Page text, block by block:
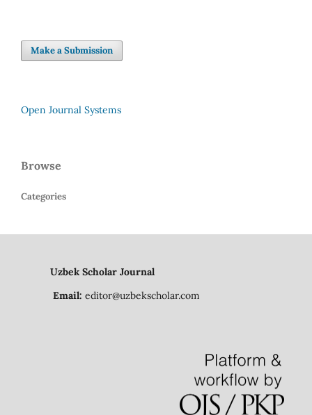
Make a Submission
Open Journal Systems
Browse
Categories
Uzbek Scholar Journal
Email: editor@uzbekscholar.com